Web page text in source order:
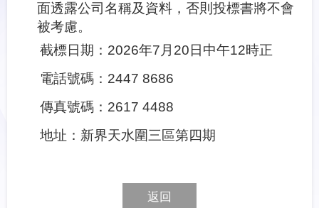
面透露公司名稱及資料，否則投標書將不會
被考慮。
截標日期： 2026年7 月 20 日中午12時正
電話號碼： 2447 8686
傳真號碼： 2617 4488
地址：新界天水圍三區第四期
返回